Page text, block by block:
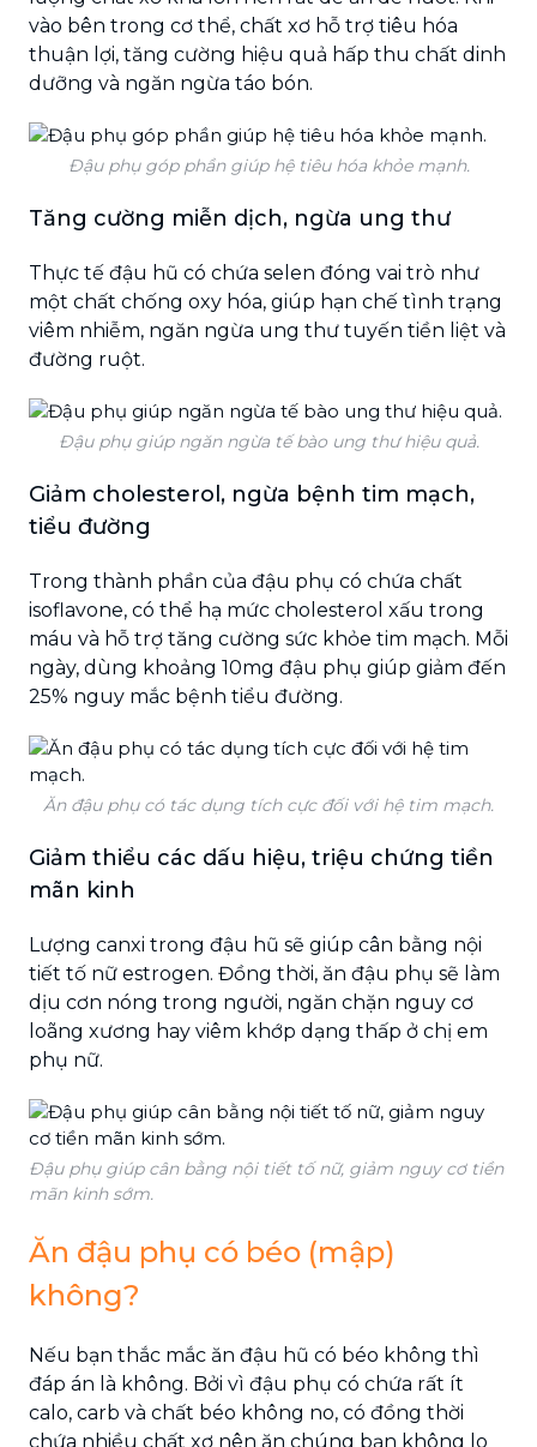
vào bên trong cơ thể, chất xơ hỗ trợ tiêu hóa
thuận lợi, tăng cường hiệu quả hấp thu chất dinh
dưỡng và ngăn ngừa táo bón.
Đậu phụ góp phần giúp hệ tiêu hóa khỏe mạnh.
Tăng cường miễn dịch, ngừa ung thư
Thực tế đậu hũ có chứa selen đóng vai trò như
một chất chống oxy hóa, giúp hạn chế tình trạng
viêm nhiễm, ngăn ngừa ung thư tuyến tiền liệt và
đường ruột.
Đậu phụ giúp ngăn ngừa tế bào ung thư hiệu quả.
Giảm cholesterol, ngừa bệnh tim mạch,
tiểu đường
Trong thành phần của đậu phụ có chứa chất
isoflavone, có thể hạ mức cholesterol xấu trong
máu và hỗ trợ tăng cường sức khỏe tim mạch. Mỗi
ngày, dùng khoảng 10mg đậu phụ giúp giảm đến
25% nguy mắc bệnh tiểu đường.
Ăn đậu phụ có tác dụng tích cực đối với hệ tim mạch.
Giảm thiểu các dấu hiệu, triệu chứng tiền
mãn kinh
Lượng canxi trong đậu hũ sẽ giúp cân bằng nội
tiết tố nữ estrogen. Đồng thời, ăn đậu phụ sẽ làm
dịu cơn nóng trong người, ngăn chặn nguy cơ
loãng xương hay viêm khớp dạng thấp ở chị em
phụ nữ.
Đậu phụ giúp cân bằng nội tiết tố nữ, giảm nguy cơ tiền
mãn kinh sớm.
Ăn đậu phụ có béo (mập)
không?
Nếu bạn thắc mắc ăn đậu hũ có béo không thì
đáp án là không. Bởi vì đậu phụ có chứa rất ít
calo, carb và chất béo không no, có đồng thời
chứa nhiều chất xơ nên ăn chúng bạn không lo